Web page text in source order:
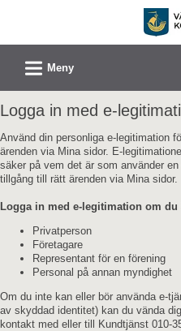
tjänster
-
Västerviks
kommun
L Meny
Logga in med e-
Använd din personliga e-legitimation
ärenden via Mina sidor. E-
säker på vem det är som använder
tillgång till rätt ärenden via Mina sidor.
Logga in med e-legitimation om du
Privatperson
Företagare
Representant för en förening
Personal på annan myndighet
Om du inte kan eller bör använda e-
av skyddad identitet) kan du vända
kontakt med eller till Kundtjänst 010-